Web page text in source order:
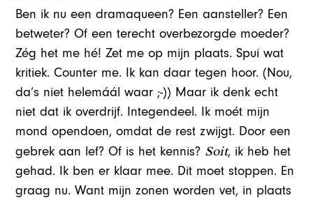
Ben ik nu een dramaqueen? Een aansteller? Een
betweter? Of een terecht overbezorgde moeder?
Zég het me hé! Zet me op mijn plaats. Spui wat
kritiek. Counter me. Ik kan daar tegen hoor. (Nou,
da’s niet helemáál waar ;-)) Maar ik denk echt
niet dat ik overdrijf. Integendeel. Ik moét mijn
mond opendoen, omdat de rest zwijgt. Door een
gebrek aan lef? Of is het kennis? Soit, ik heb het
gehad. Ik ben er klaar mee. Dit moet stoppen. En
graag nu. Want mijn zonen worden vet, in plaats